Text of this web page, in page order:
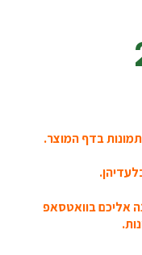
בדף המוצר.
אליכם בוואטסאפ